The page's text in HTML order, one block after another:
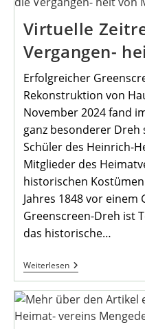
Virtuelle
Vergangen-
Erfolgreicher
Rekonstruktion von
November 2024 fand
ganz besonderer
Schüler des Heinrich-
Mitglieder des
historischen
Jahres 1848 vor
Greenscreen-Dreh ist
das historische…
WeiterlesenVirtuelle
Zeitreise
Die
Vergangen-
Heit